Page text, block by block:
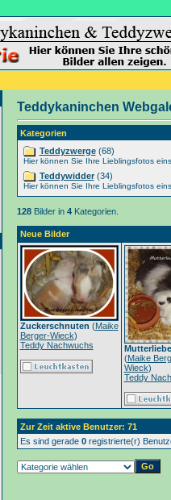
Teddykaninchen
Kategorien
Teddyzwerge(68)
Hier können Sie Ihre Lieblingsfotos
Teddywidder(34)
Hier können Sie Ihre Lieblingsfotos
128Bilder in 4Kategorien.
Neue Bilder
Zuckerschnuten (Maike
Berger-Wieck)
Teddy Nachwuchs
Mutterliebe
(Maike
Wieck)
Teddy
Zur Zeit aktive Benutzer: 71
Es sind gerade 0registrierte(r)